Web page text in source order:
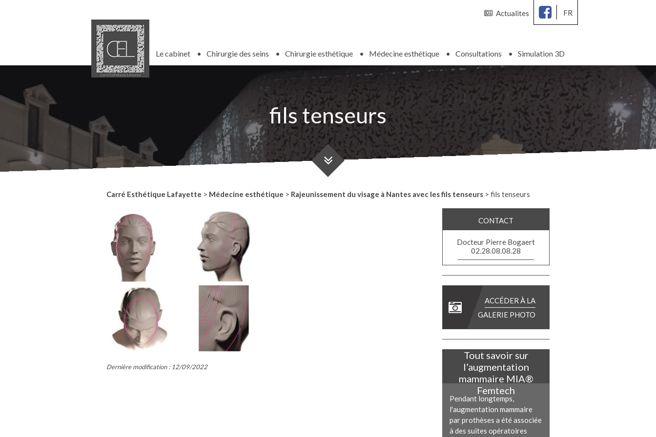
Actualites FR
Le cabinet Chirurgie des seins Chirurgie esthétique Médecine esthétique Consultations Simulation 3D
fils tenseurs
Carré Esthétique Lafayette > Médecine esthétique > Rajeunissement du visage à Nantes avec les fils tenseurs > fils tenseurs
Dernière modification : 12/09/2022
CONTACT
Docteur Pierre Bogaert
02.28.08.08.28
ACCÉDER À LA
GALERIE PHOTO
Tout savoir sur
l’augmentation
mammaire MIA®
Femtech
Pendant longtemps,
l'augmentation mammaire
par prothèses a été associée
à des suites opératoires